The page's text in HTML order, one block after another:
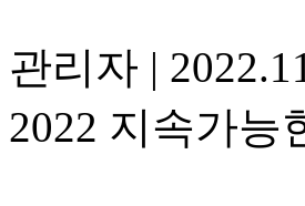
관리자 |
2022 지속가능